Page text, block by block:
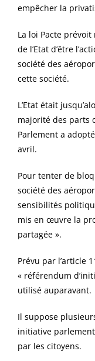
empêcher la
La loi Pacte
de l’Etat d’être
société des
cette société.
L’Etat était
majorité des parts
Parlement a
avril.
Pour tenter de
société des
sensibilités
mis en œuvre la
partagée ».
Prévu par l’article
« référendum
utilisé auparavant.
Il suppose
initiative
par les citoyens.